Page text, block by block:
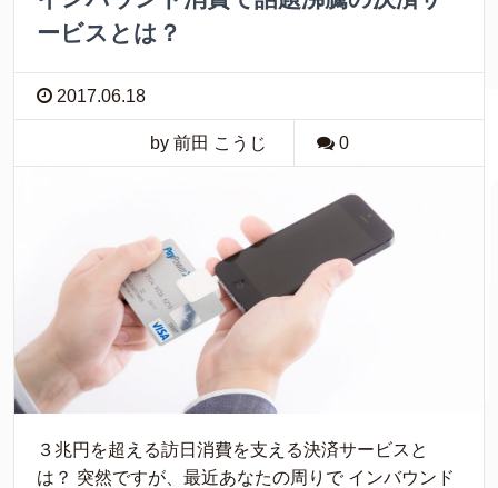
ービスとは？
2017.06.18
by 前田 こうじ 0
３兆円を超える訪日消費を支える決済サービスと
は？ 突然ですが、最近あなたの周りで インバウンド